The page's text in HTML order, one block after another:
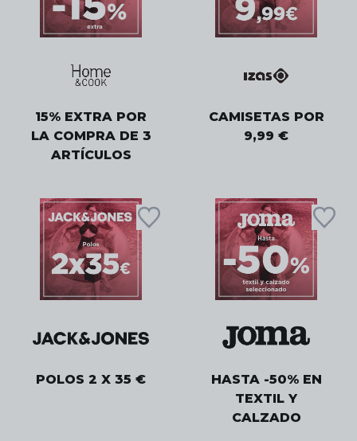
15% EXTRA POR
LA COMPRA DE 3
ARTÍCULOS
CAMISETAS POR
9,99 €
POLOS 2 X 35 €
HASTA -50% EN
TEXTIL Y
CALZADO